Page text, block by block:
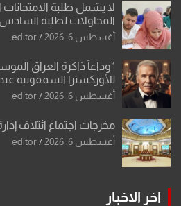
لا يشمل طلبة الامتحانات
المحاولات لطلبة السادس
أو مادتين
أغسطس 6, 2026 editor
“وداعاً ذاكرة العراق
للأوركسترا السمفونية
أغسطس 6, 2026 editor
مخرجات اجتماع ائتلاف
أغسطس 6, 2026 editor
اخر الاخبار